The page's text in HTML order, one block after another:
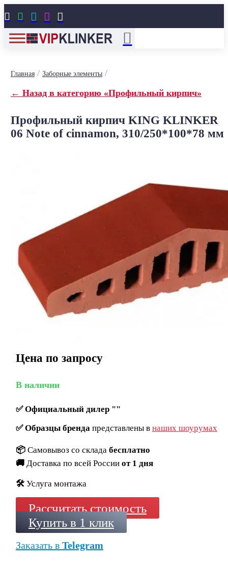
    
Главная/ Заборные элементы/
← Назад в категорию «Профильный кирпич»
Профильный кирпич KING KLINKER
06 Note of cinnamon, 310/250*100*78 мм
Цена по запросу
В наличии
✅Официальный дилер ""
✅Образцы брендапредставлены в наших шоурумах
📦 Самовывоз со склада бесплатно
🚚 Доставка по всей России от 1 дня
🛠️ Услуга монтажа
Рассчитать стоимость
Купить в 1 клик
Заказать в Telegram